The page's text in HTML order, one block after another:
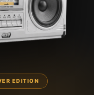
EDITION